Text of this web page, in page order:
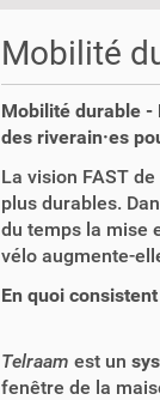
Mobilité
Mobilité durable -
des riverain·es
La vision FAST
plus durables.
du temps la mise
vélo augmente-
En quoi
Telraam est un
fenêtre de la